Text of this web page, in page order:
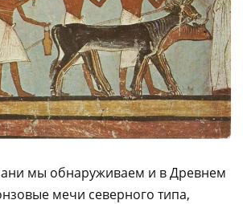
мы обнаруживаем и в Древнем
мечи северного типа,